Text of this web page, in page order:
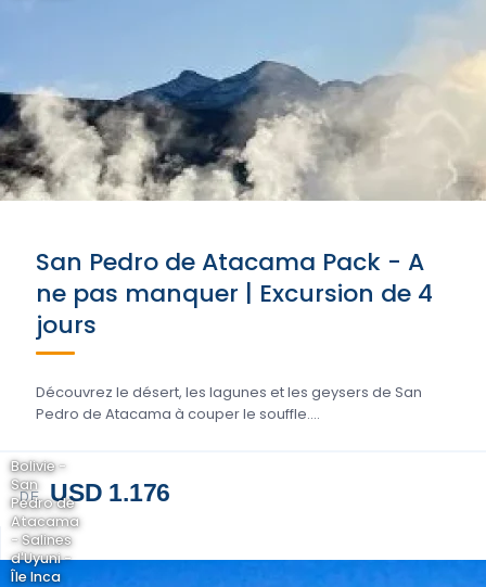
San Pedro de Atacama Pack - A
ne pas manquer | Excursion de 4
jours
Découvrez le désert, les lagunes et les geysers de San
Pedro de Atacama à couper le souffle....
DE USD 1.176
Bolivie -
San
Pedro de
Atacama
- Salines
d'Uyuni -
Île Inca